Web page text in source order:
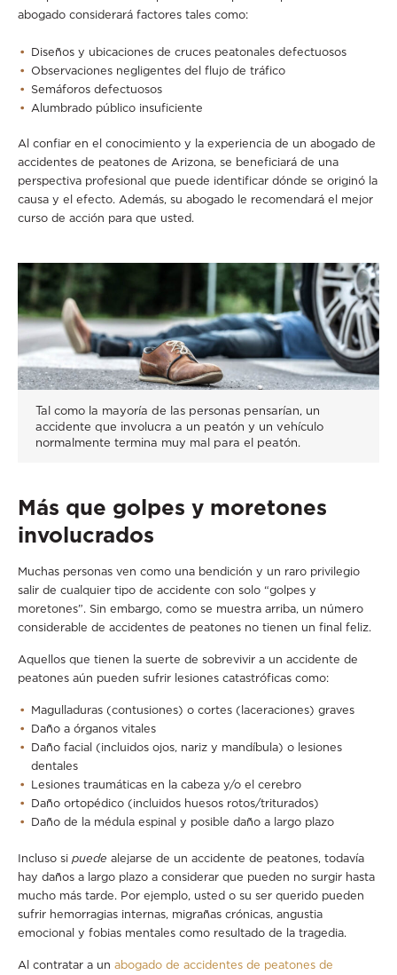
abogado considerará factores tales como:
Diseños y ubicaciones de cruces peatonales defectuosos
Observaciones negligentes del flujo de tráfico
Semáforos defectuosos
Alumbrado público insuficiente
Al confiar en el conocimiento y la experiencia de un abogado de
accidentes de peatones de Arizona, se beneficiará de una
perspectiva profesional que puede identificar dónde se originó la
causa y el efecto. Además, su abogado le recomendará el mejor
curso de acción para que usted.
Tal como la mayoría de las personas pensarían, un
accidente que involucra a un peatón y un vehículo
normalmente termina muy mal para el peatón.
Más que golpes y moretones
involucrados
Muchas personas ven como una bendición y un raro privilegio
salir de cualquier tipo de accidente con solo “golpes y
moretones”. Sin embargo, como se muestra arriba, un número
considerable de accidentes de peatones no tienen un final feliz.
Aquellos que tienen la suerte de sobrevivir a un accidente de
peatones aún pueden sufrir lesiones catastróficas como:
Magulladuras (contusiones) o cortes (laceraciones) graves
Daño a órganos vitales
Daño facial (incluidos ojos, nariz y mandíbula) o lesiones
dentales
Lesiones traumáticas en la cabeza y/o el cerebro
Daño ortopédico (incluidos huesos rotos/triturados)
Daño de la médula espinal y posible daño a largo plazo
Incluso si puede alejarse de un accidente de peatones, todavía
hay daños a largo plazo a considerar que pueden no surgir hasta
mucho más tarde. Por ejemplo, usted o su ser querido pueden
sufrir hemorragias internas, migrañas crónicas, angustia
emocional y fobias mentales como resultado de la tragedia.
Al contratar a un abogado de accidentes de peatones de